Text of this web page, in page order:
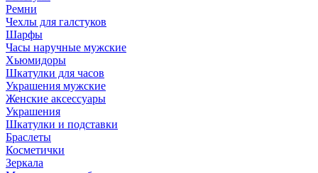
Ремни
Чехлы для галстуков
Шарфы
Часы наручные мужские
Хьюмидоры
Шкатулки для часов
Украшения мужские
Женские аксессуары
Украшения
Шкатулки и подставки
Браслеты
Косметички
Зеркала